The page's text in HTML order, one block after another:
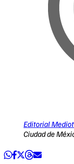
Editorial
Ciudad de